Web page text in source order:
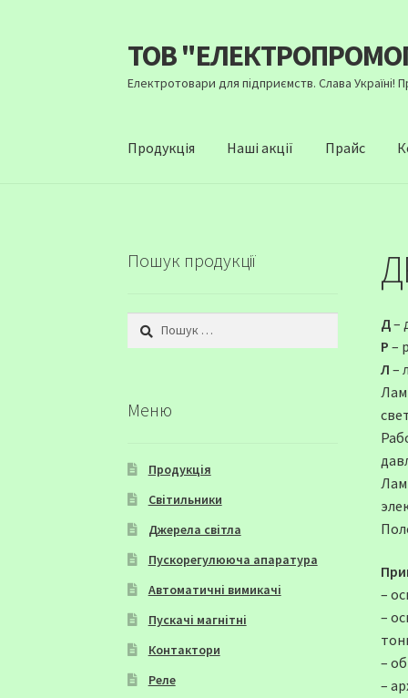
Перейти
до
навігації
Перейти
до
вмісту
ТОВ
Електротовари для підприємств. Слава Україні!
Продукція Наші акції Прайс
Д–
Р –
Л –
–
–
–
–
Пошук продукції
Пошук:
Меню
Продукція
Світильники
Джерела світла
Пускорегулююча апаратура
Автоматичні вимикачі
Пускачі магнітні
Контактори
Реле